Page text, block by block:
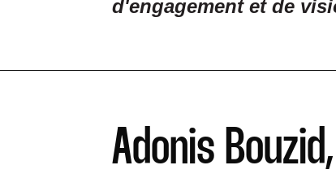
d'engagement et de
Adonis